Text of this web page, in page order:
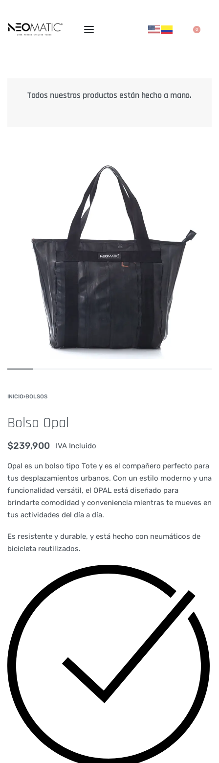
0
Aceptamos todos los medios de pago. Pasarela
INICIO›BOLSOS
Bolso Opal
$239,900 IVA Incluido
Opal es un bolso tipo Tote y es el compañero perfecto para
tus desplazamientos urbanos. Con un estilo moderno y una
funcionalidad versátil, el OPAL está diseñado para
brindarte comodidad y conveniencia mientras te mueves en
tus actividades del día a día.
Es resistente y durable, y está hecho con neumáticos de
bicicleta reutilizados.